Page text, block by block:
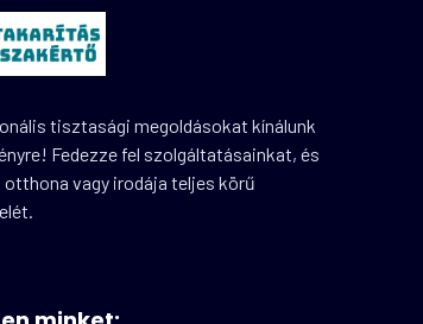
tisztasági megoldásokat kínálunk
Fedezze fel szolgáltatásainkat, és
otthona vagy irodája teljes körű